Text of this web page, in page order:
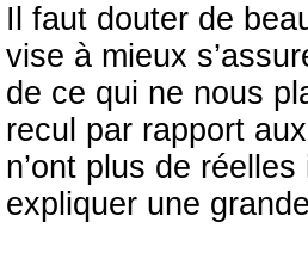
Il faut douter de
vise à mieux
de ce qui ne nous
recul par rapport
n’ont plus de
expliquer une